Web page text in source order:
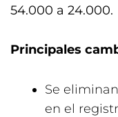
54.000 a 24.000.
Principales
Se
en el